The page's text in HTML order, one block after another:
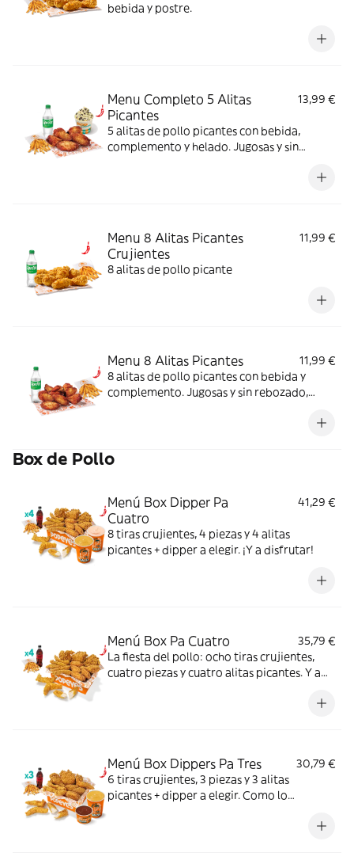
bebida y postre.
Menu Completo 5 Alitas
Picantes
13,99 €
5 alitas de pollo picantes con bebida,
complemento y helado. Jugosas y sin
Menu 8 Alitas Picantes
Crujientes
11,99 €
8 alitas de pollo picante
Menu 8 Alitas Picantes
11,99 €
8 alitas de pollo picantes con bebida y
complemento. Jugosas y sin rebozado,
Box de Pollo
Menú Box Dipper Pa
Cuatro
41,29 €
8 tiras crujientes, 4 piezas y 4 alitas
picantes + dipper a elegir. ¡Y a disfrutar!
Menú Box Pa Cuatro
35,79 €
La fiesta del pollo: ocho tiras crujientes,
cuatro piezas y cuatro alitas picantes. Y a
Menú Box Dippers Pa Tres
30,79 €
6 tiras crujientes, 3 piezas y 3 alitas
picantes + dipper a elegir. Como lo